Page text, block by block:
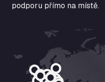
podporu přímo na místě.